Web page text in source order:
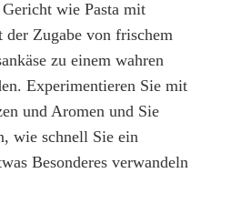
wie Pasta mit
der Zugabe von frischem
zu einem wahren
Experimentieren Sie mit
und Aromen und Sie
wie schnell Sie ein
Besonderes verwandeln